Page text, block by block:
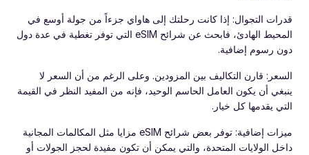
قدرات التجوال: إذا كانت رحلتك إلى هاواي جزءاً من جولة أوسع في
المحيط الهادئ، فابحث عن شرائح eSIM التي توفر تغطية في عدة دول
دون رسوم إضافية.
السعر: قارن التكاليف بين المزودين. وعلى الرغم من أن السعر لا
ينبغي أن يكون العامل الحاسم الوحيد، فإنه من المفيد النظر في القيمة
التي يقدمها كل خيار.
ميزات إضافية: توفر بعض شرائح eSIM مزايا مثل المكالمات المجانية
داخل الولايات المتحدة، والتي يمكن أن تكون مفيدة لحجز الجولات أو